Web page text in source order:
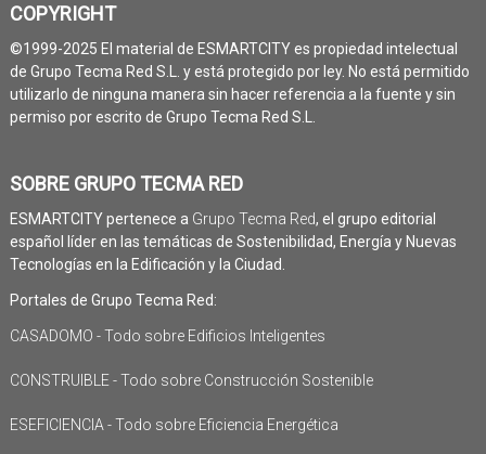
COPYRIGHT
©1999-2025 El material de ESMARTCITY es propiedad intelectual
de Grupo Tecma Red S.L. y está protegido por ley. No está permitido
utilizarlo de ninguna manera sin hacer referencia a la fuente y sin
permiso por escrito de Grupo Tecma Red S.L.
SOBRE GRUPO TECMA RED
ESMARTCITY pertenece a Grupo Tecma Red, el grupo editorial
español líder en las temáticas de Sostenibilidad, Energía y Nuevas
Tecnologías en la Edificación y la Ciudad.
Portales de Grupo Tecma Red:
CASADOMO - Todo sobre Edificios Inteligentes
CONSTRUIBLE - Todo sobre Construcción Sostenible
ESEFICIENCIA - Todo sobre Eficiencia Energética